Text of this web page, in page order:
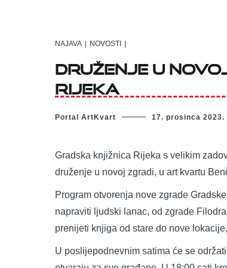
NAJAVA NOVOSTI
Druženje u
Rijeka
Portal ArtKvart 17. prosinca 2023.
Gradska knjižnica Rijeka s velikim
druženje u novoj zgradi, u art kvartu
Program otvorenja nove zgrade
napraviti ljudski lanac, od zgrade
prenijeti knjiga od stare do nove
U poslijepodnevnim satima će se